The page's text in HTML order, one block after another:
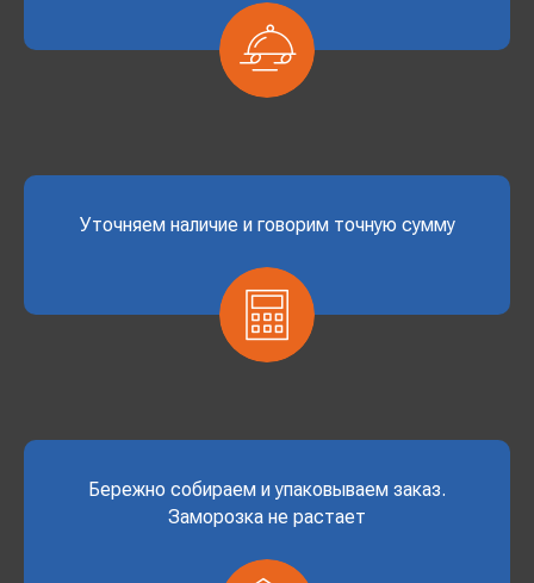
Уточняем наличие и говорим точную сумму
Бережно собираем и упаковываем заказ.
Заморозка не растает